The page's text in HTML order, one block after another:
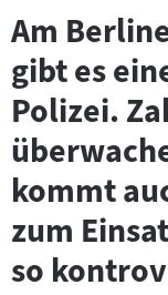
Am
gibt es
Polizei.
kommt
zum
so